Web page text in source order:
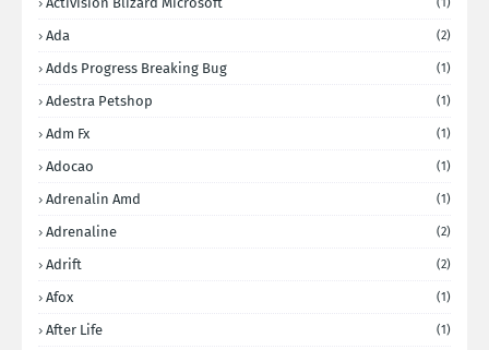
Ada (2)
Adds Progress Breaking Bug (1)
Adestra Petshop (1)
Adm Fx (1)
Adocao (1)
Adrenalin Amd (1)
Adrenaline (2)
Adrift (2)
Afox (1)
After Life (1)